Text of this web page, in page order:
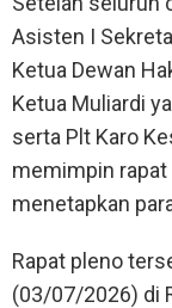
Asisten I
Ketua Dewan
Ketua Muliardi
serta Plt Karo
memimpin
menetapkan
Rapat pleno
(03/07/2026) di